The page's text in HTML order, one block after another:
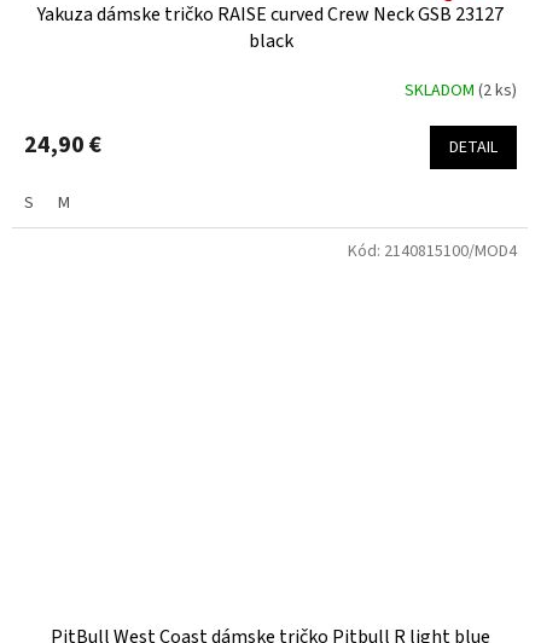
Yakuza dámske tričko RAISE curved Crew Neck GSB 23127
black
SKLADOM (2 ks)
24,90 € DETAIL
S M
PitBull West Coast dámske tričko Pitbull R light blue
Kód: 2140815100/MOD4